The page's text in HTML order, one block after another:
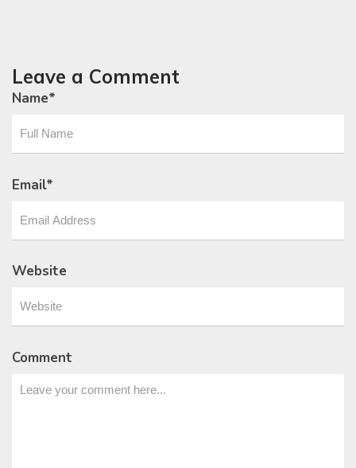
Leave a Comment
Name*
Email*
Website
Comment